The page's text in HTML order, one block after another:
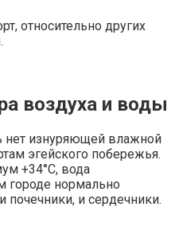
относительно других
воздуха и воды
нет изнуряющей влажной
эгейского побережья.
+34°C, вода
городе нормально
почечники, и сердечники.